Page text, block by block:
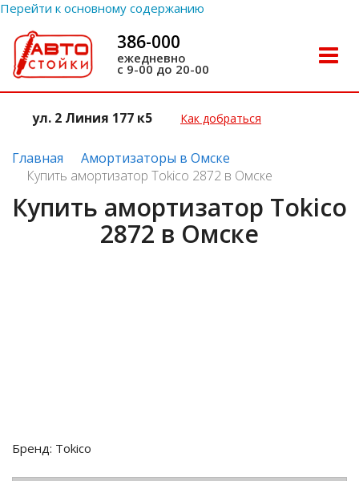
Перейти к основному содержанию
Toggle
386-000
ежедневно
с 9-00 до 20-00
ул. 2 Линия 177 к5 Как добраться
Главная
Амортизаторы в Омске
Купить амортизатор Tokico 2872 в Омске
Купить амортизатор Tokico
2872 в Омске
Бренд: Tokico